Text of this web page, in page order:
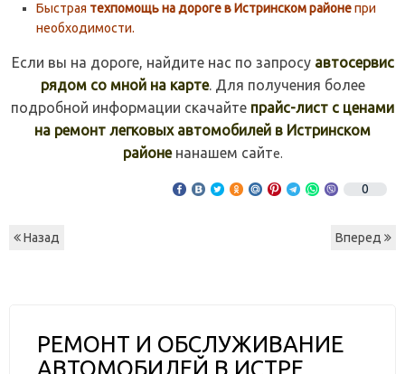
Быстрая техпомощь на дороге в Истринском районепри
необходимости.
Если вы на дороге, найдите нас по запросу автосервис
рядом со мной на карте. Для получения более
подробной информации скачайте прайс-лист с ценами
на ремонт легковых автомобилей в Истринском
районенанашем сайте.
0
Назад Вперед
РЕМОНТ И ОБСЛУЖИВАНИЕ
АВТОМОБИЛЕЙ В ИСТРЕ